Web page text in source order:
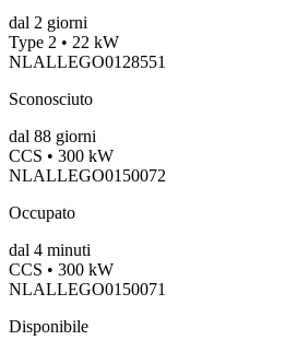
dal 2 giorni
Type 2 • 22 kW
NLALLEGO0128551
Sconosciuto
dal 88 giorni
CCS • 300 kW
NLALLEGO0150072
Occupato
dal 4 minuti
CCS • 300 kW
NLALLEGO0150071
Disponibile